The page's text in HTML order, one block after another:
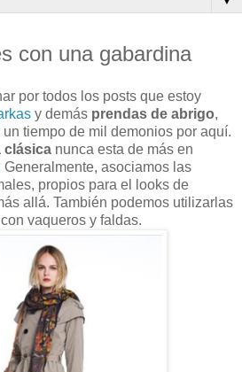
con una gabardina
por todos los posts que estoy
y demás prendas de abrigo,
tiempo de mil demonios por aquí.
clásica nunca esta de más en
Generalmente, asociamos las
propios para el looks de
allá. También podemos utilizarlas
con vaqueros y faldas.